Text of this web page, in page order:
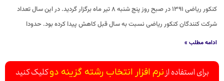
کنکور ریاضی ۱۳۹۱ در صبح روز پنج شنبه ۸ تیر ماه برگزار گردید. در این سال تعداد
شرکت کنندگان کنکور ریاضی نسبت به سال قبل کاهش پیدا کرده بود. حدودا
ادامه مطلب »
برای استفاده ازنرم افزار انتخاب رشته گزینه دوکلیک کنید